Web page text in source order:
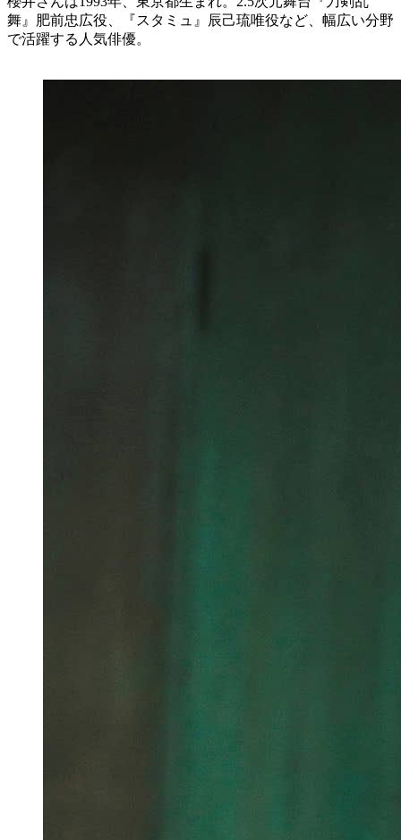
舞』肥前忠広役、『スタミュ』辰己琉唯役など、幅広い分野
で活躍する人気俳優。